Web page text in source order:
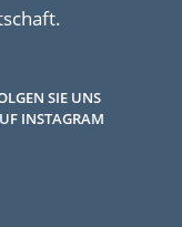
SIE UNS
INSTAGRAM